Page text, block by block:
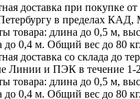
доставка при покупке
в пределах КАД,
товара: длина до 0,5 м,
0,4 м. Общий вес до 80 кг.
доставка со склада до
Линии и ПЭК в течение 1-
товара: длина до 0,5 м,
0,4 м. Общий вес до 80 кг.